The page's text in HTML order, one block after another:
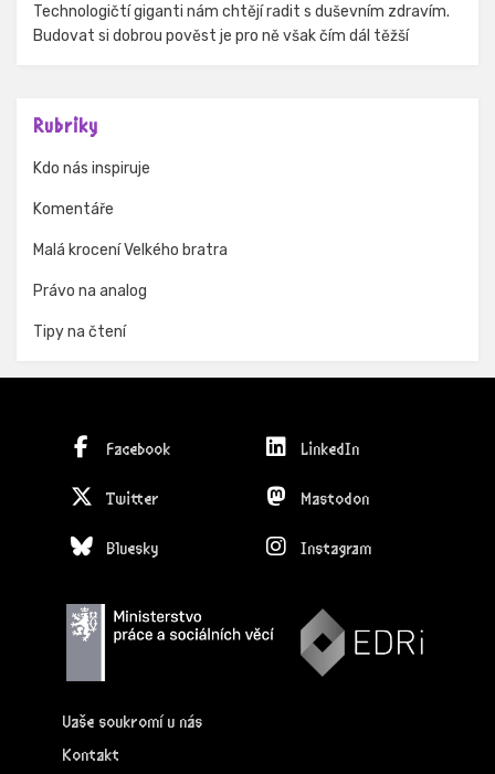
Technologičtí giganti nám chtějí radit s duševním zdravím.
Budovat si dobrou pověst je pro ně však čím dál těžší
Rubriky
Kdo nás inspiruje
Komentáře
Malá krocení Velkého bratra
Právo na analog
Tipy na čtení
Facebook LinkedIn
Twitter Mastodon
Bluesky Instagram
Vaše soukromí u nás
Kontakt